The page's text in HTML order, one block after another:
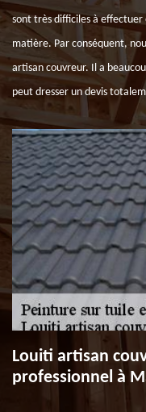
sont très difficiles à
matière. Par conséquent,
artisan couvreur. Il a
peut dresser un devis
Louiti artisan
professionnel à